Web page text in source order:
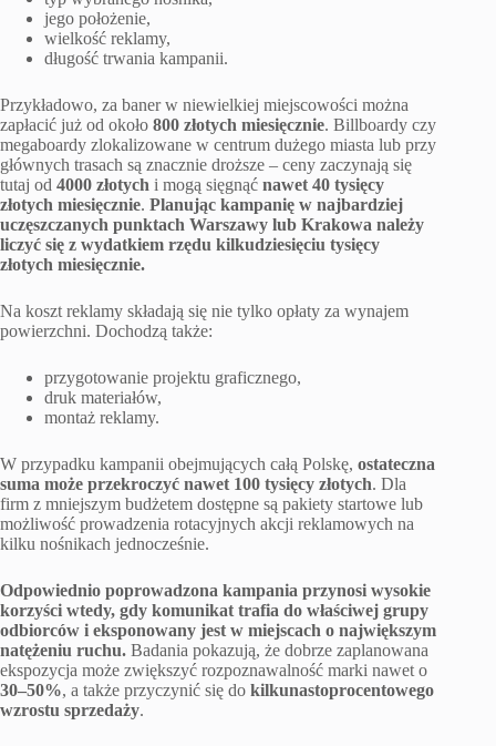
jego położenie,
wielkość reklamy,
długość trwania kampanii.
Przykładowo, za baner w niewielkiej miejscowości można
zapłacić już od około 800 złotych miesięcznie. Billboardy czy
megaboardy zlokalizowane w centrum dużego miasta lub przy
głównych trasach są znacznie droższe – ceny zaczynają się
tutaj od 4000 złotych i mogą sięgnąć nawet 40 tysięcy
złotych miesięcznie. Planując kampanię w najbardziej
uczęszczanych punktach Warszawy lub Krakowa należy
liczyć się z wydatkiem rzędu kilkudziesięciu tysięcy
złotych miesięcznie.
Na koszt reklamy składają się nie tylko opłaty za wynajem
powierzchni. Dochodzą także:
przygotowanie projektu graficznego,
druk materiałów,
montaż reklamy.
W przypadku kampanii obejmujących całą Polskę, ostateczna
suma może przekroczyć nawet 100 tysięcy złotych. Dla
firm z mniejszym budżetem dostępne są pakiety startowe lub
możliwość prowadzenia rotacyjnych akcji reklamowych na
kilku nośnikach jednocześnie.
Odpowiednio poprowadzona kampania przynosi wysokie
korzyści wtedy, gdy komunikat trafia do właściwej grupy
odbiorców i eksponowany jest w miejscach o największym
natężeniu ruchu. Badania pokazują, że dobrze zaplanowana
ekspozycja może zwiększyć rozpoznawalność marki nawet o
30–50%, a także przyczynić się do kilkunastoprocentowego
wzrostu sprzedaży.